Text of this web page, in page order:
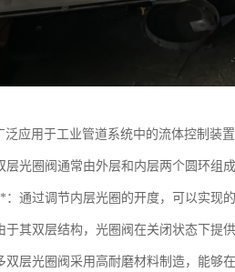
应用于工业管道系统中的流体控制装置
光圈阀通常由外层和内层两个圆环组
通过调节内层光圈的开度，可以实现
其双层结构，光圈阀在关闭状态下提
层光圈阀采用高耐磨材料制造，能够